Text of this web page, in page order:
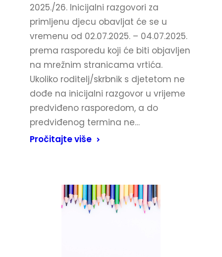
2025./26. Inicijalni razgovori za
primljenu djecu obavljat će se u
vremenu od 02.07.2025. – 04.07.2025.
prema rasporedu koji će biti objavljen
na mrežnim stranicama vrtića.
Ukoliko roditelj/skrbnik s djetetom ne
dođe na inicijalni razgovor u vrijeme
predviđeno rasporedom, a do
predviđenog termina ne…
Pročitajte više